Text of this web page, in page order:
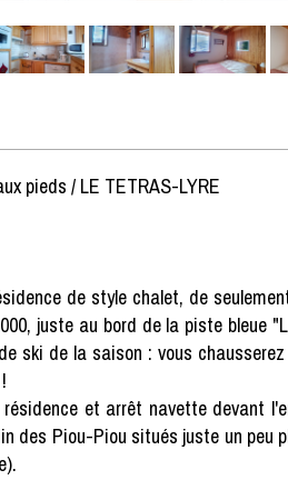
pieds / LE TETRAS-LYRE
de style chalet, de
juste au bord de la piste bleue
ski de la saison : vous
et arrêt navette devant
des Piou-Piou situés juste un peu